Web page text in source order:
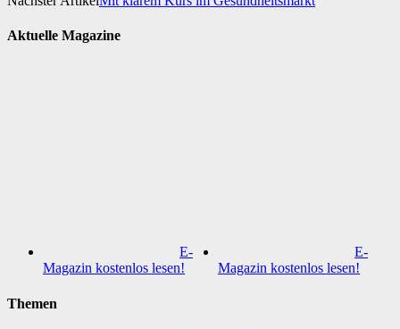
Aktuelle Magazine
E-
Magazin kostenlos lesen!
E-
Magazin kostenlos lesen!
Themen